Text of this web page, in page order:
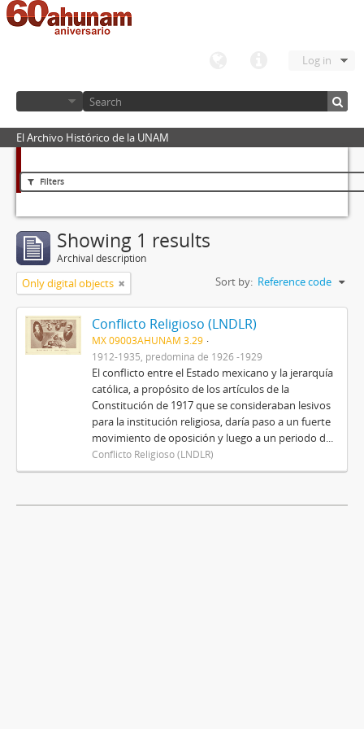
Log in
El Archivo Histórico de la UNAM
Filters
Showing 1 results
Archival description
Only digital objects Sort by: Reference code
Conflicto Religioso (LNDLR)
MX 09003AHUNAM 3.29
1912-1935, predomina de 1926 -1929
El conflicto entre el Estado mexicano y la jerarquía
católica, a propósito de los artículos de la
Constitución de 1917 que se consideraban lesivos
para la institución religiosa, daría paso a un fuerte
movimiento de oposición y luego a un periodo d...
Conflicto Religioso (LNDLR)